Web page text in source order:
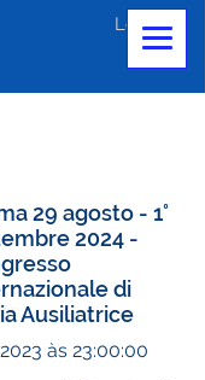
Login
29 agosto - 1°
2024 -
di
Ausiliatrice
às 23:00:00